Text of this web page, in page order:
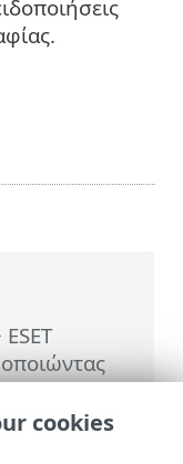
ESET
ESET
>
cookies